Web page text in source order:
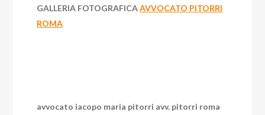
GALLERIA FOTOGRAFICAAVVOCATO PITORRI
ROMA
avvocato iacopo maria pitorri avv. pitorri roma